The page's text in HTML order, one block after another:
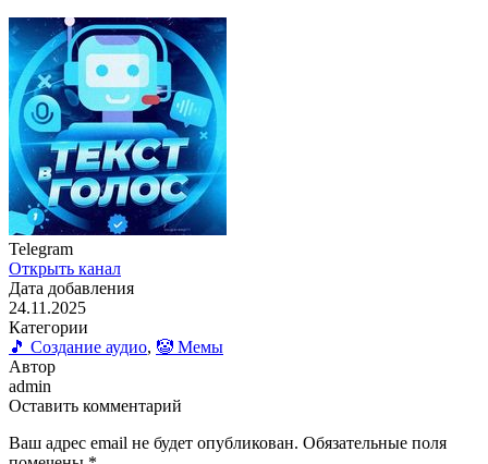
Telegram
Открыть канал
Дата добавления
24.11.2025
Категории
🎵 Создание аудио, 🤡 Мемы
Автор
admin
Оставить комментарий
Ваш адрес email не будет опубликован. Обязательные поля